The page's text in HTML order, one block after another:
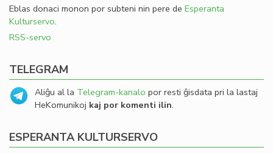
Eblas donaci monon por subteni nin pere de Esperanta
Kulturservo.
RSS-servo
TELEGRAM
Aliĝu al la Telegram-kanalo por resti ĝisdata pri la lastaj
HeKomunikoj kaj por komenti ilin.
ESPERANTA KULTURSERVO